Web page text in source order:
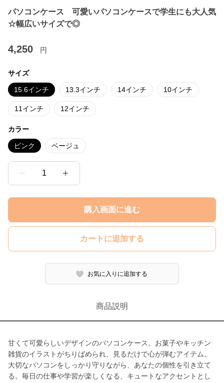
パソコンケース 可愛いパソコンケースで学生にも大人気
☆幅広いサイズで◎
4,250 円
サイズ
15.6インチ 13.3インチ 14インチ 10インチ
11インチ 12インチ
カラー
ピンク ベージュ
1
購入画面に進む
カートに追加する
お気に入りに追加する
商品説明
甘くて可愛らしいデザインのパソコンケース。お菓子やキッチン
雑貨のイラストがちりばめられ、見るだけで心が弾むアイテム。
大切なパソコンをしっかり守りながら、あなたの個性を引き立て
る。毎日の仕事や学習が楽しくなる、キュートなアクセントとし